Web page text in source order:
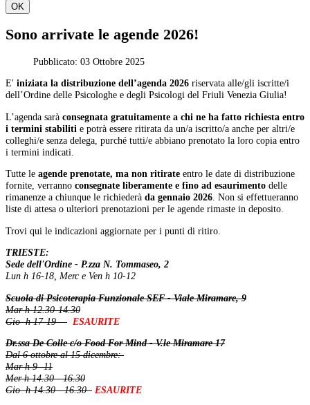
OK
Sono arrivate le agende 2026!
Pubblicato: 03 Ottobre 2025
E' iniziata la distribuzione dell’agenda 2026 riservata alle/gli iscritte/i
dell’Ordine delle Psicologhe e degli Psicologi del Friuli Venezia Giulia!
L’agenda sarà consegnata gratuitamente a chi ne ha fatto richiesta entro
i termini stabiliti e potrà essere ritirata da un/a iscritto/a anche per altri/e
colleghi/e senza delega, purché tutti/e abbiano prenotato la loro copia entro
i termini indicati.
Tutte le agende prenotate, ma non ritirate entro le date di distribuzione
fornite, verranno consegnate liberamente e fino ad esaurimento delle
rimanenze a chiunque le richiederà da gennaio 2026. Non si effettueranno
liste di attesa o ulteriori prenotazioni per le agende rimaste in deposito.
Trovi qui le indicazioni aggiornate per i punti di ritiro.
TRIESTE:
Sede dell'Ordine - P.zza N. Tommaseo, 2
Lun h 16-18, Merc e Ven h 10-12
Scuola di Psicoterapia Funzionale SEF - Viale Miramare, 9
Mar h 12.30-14.30
Gio h 17-19 ESAURITE
Dr.ssa De Colle c/o Food For Mind - V.le Miramare 17
Dal 6 ottobre al 15 dicembre:
Mar h 9 -11
Mer h 14.30 - 16.30
Gio h 14.30 - 16.30 ESAURITE